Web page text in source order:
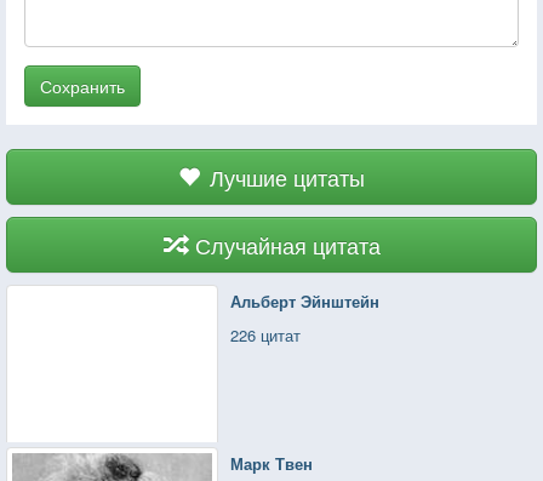
Сохранить
Лучшие цитаты
Случайная цитата
Альберт Эйнштейн
226 цитат
Марк Твен